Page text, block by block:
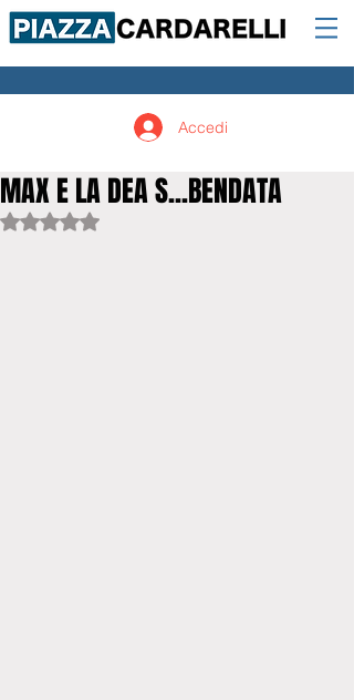
Accedi
MAX E LA DEA S...BENDATA
Valutazione NaN stelle su 5.